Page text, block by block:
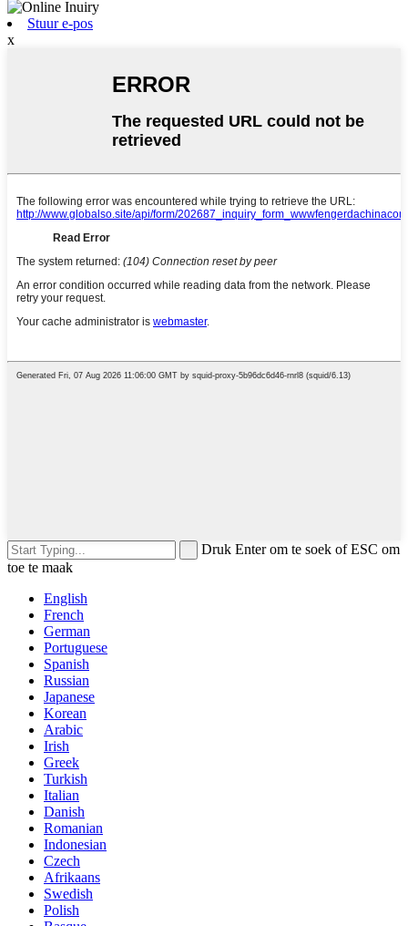
Stuur e-pos
x
Druk Enter om te soek of ESC om
toe te maak
English
French
German
Portuguese
Spanish
Russian
Japanese
Korean
Arabic
Irish
Greek
Turkish
Italian
Danish
Romanian
Indonesian
Czech
Afrikaans
Swedish
Polish